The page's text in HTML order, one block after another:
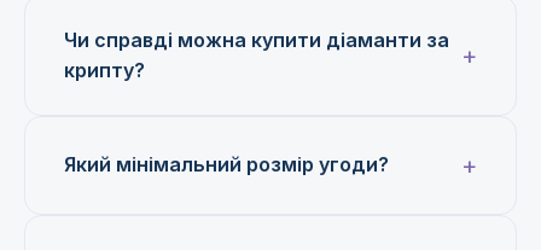
Чи справді можна купити діаманти за
крипту?
Який мінімальний розмір угоди?